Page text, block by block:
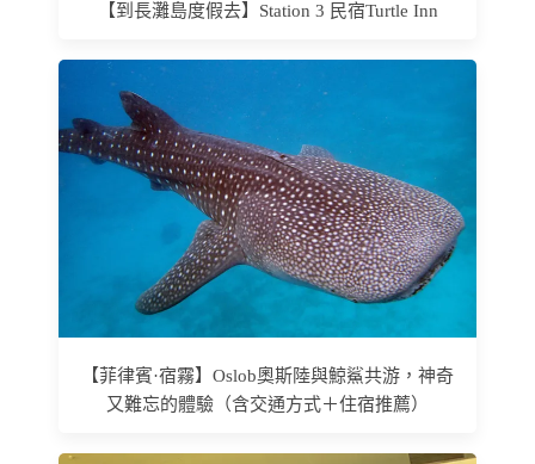
【到長灘島度假去】Station 3 民宿Turtle Inn
【菲律賓·宿霧】Oslob奧斯陸與鯨鯊共游，神奇
又難忘的體驗（含交通方式＋住宿推薦）